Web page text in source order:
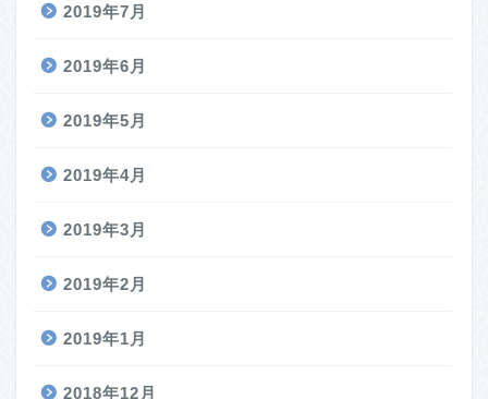
2019年7月
2019年6月
2019年5月
2019年4月
2019年3月
2019年2月
2019年1月
2018年12月